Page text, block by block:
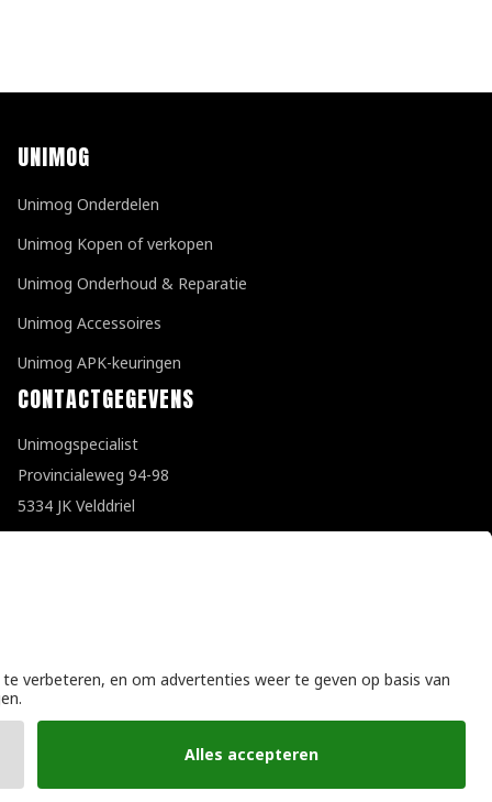
UNIMOG
Unimog Onderdelen
Unimog Kopen of verkopen
Unimog Onderhoud & Reparatie
Unimog Accessoires
Unimog APK-keuringen
CONTACTGEGEVENS
Unimogspecialist
Provincialeweg 94-98
5334 JK Velddriel
Algemene voorwaarden|Privacyverklaring